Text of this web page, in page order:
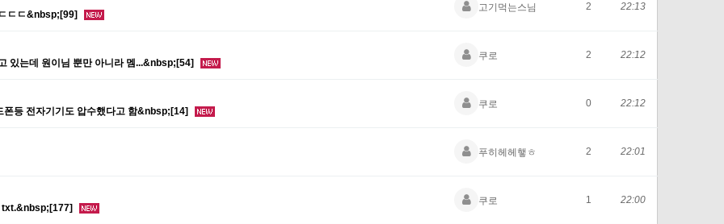
ㄷㄷ&nbsp;[99]
고기먹는스님 2 22:13
있는데 원이님 뿐만 아니라 멤...&nbsp;[54]
쿠로 2 22:12
등 전자기기도 압수했다고 함&nbsp;[14]
쿠로 0 22:12
푸히헤헤햏ㅎ 2 22:01
txt.&nbsp;[177]
쿠로 1 22:00